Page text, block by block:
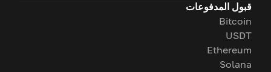
قبول المدفوعات
Bitcoin
USDT
Ethereum
Solana